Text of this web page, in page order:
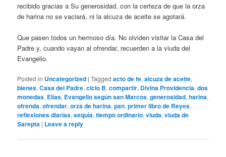
recibido gracias a Su generosidad, con la certeza de que la orza
de harina no se vaciará, ni la alcuza de aceite se agotará.
Que pasen todos un hermoso día. No olviden visitar la Casa del
Padre y, cuando vayan al ofrendar, recuerden a la viuda del
Evangelio.
Posted in Uncategorized |Tagged acto de fe,alcuza de aceite,
bienes,Casa del Padre,ciclo B,compartir, Divina Providencia,dos
monedas, Elías, Evangelio según san Marcos,generosidad,harina,
ofrenda,ofrendar,orza de harina,pan,primer libro de Reyes,
reflexiones diarias,sequía,tiempo ordinario,viuda,viuda de
Sarepta | Leave a reply